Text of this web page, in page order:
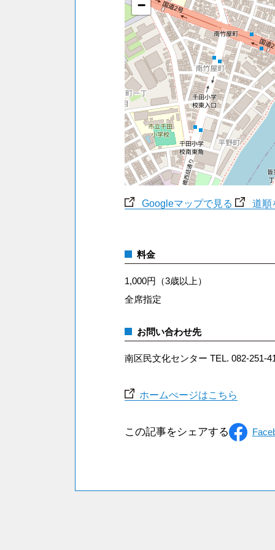
−
Googleマップで見る 道順
料金
1,000円（3歳以上）
全席指定
お問い合わせ先
南区民文化センター TEL. 082-251-
ホームぺージはこちら